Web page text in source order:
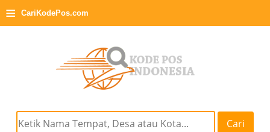
≡ CariKodePos.com
Cari